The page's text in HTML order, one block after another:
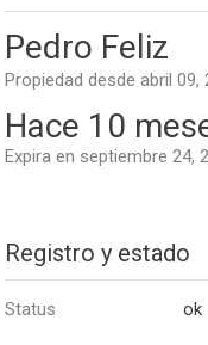
Pedro Feliz
Propiedad desde abril 09,
Hace 10
Expira en septiembre 24,
Registro y estado
Status ok